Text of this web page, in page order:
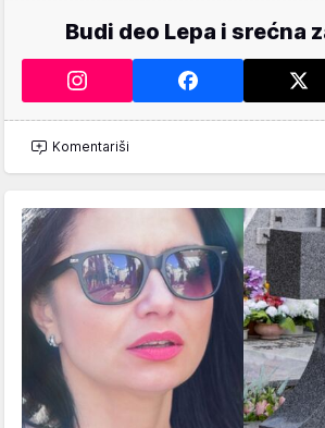
Budi deo Lepa i srećna
Komentariši